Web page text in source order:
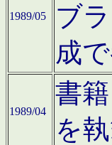
1989/05
ブ
成で
1989/04
書
を執